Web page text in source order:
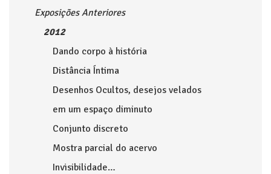
Exposições Anteriores
2012
Dando corpo à história
Distância Íntima
Desenhos Ocultos, desejos velados
em um espaço diminuto
Conjunto discreto
Mostra parcial do acervo
Invisibilidade…